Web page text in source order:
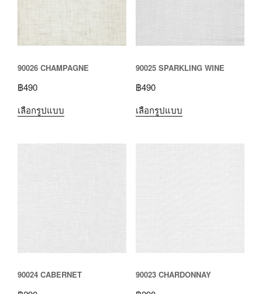
90026 CHAMPAGNE
฿490
เลือกรูปแบบ
90025 SPARKLING WINE
฿490
เลือกรูปแบบ
90024 CABERNET 90023 CHARDONNAY